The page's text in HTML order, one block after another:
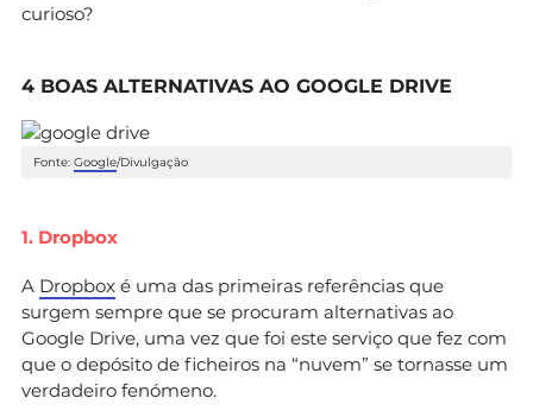
curioso?
4 BOAS ALTERNATIVAS AO GOOGLE DRIVE
Fonte: Google/Divulgação
1. Dropbox
A Dropbox é uma das primeiras referências que
surgem sempre que se procuram alternativas ao
Google Drive, uma vez que foi este serviço que fez com
que o depósito de ficheiros na “nuvem” se tornasse um
verdadeiro fenómeno.